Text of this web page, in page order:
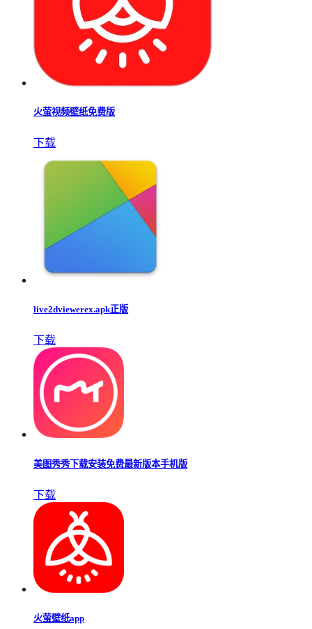
火萤视频壁纸免费版
下载
live2dviewerex.apk正版
下载
美图秀秀下载安装免费最新版本手机版
下载
火萤壁纸app